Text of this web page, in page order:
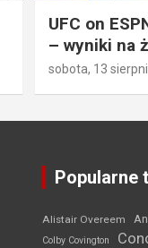
UFC on
– wyniki na
sobota, 13
Popularne
Alistair Overeem
Colby Covington